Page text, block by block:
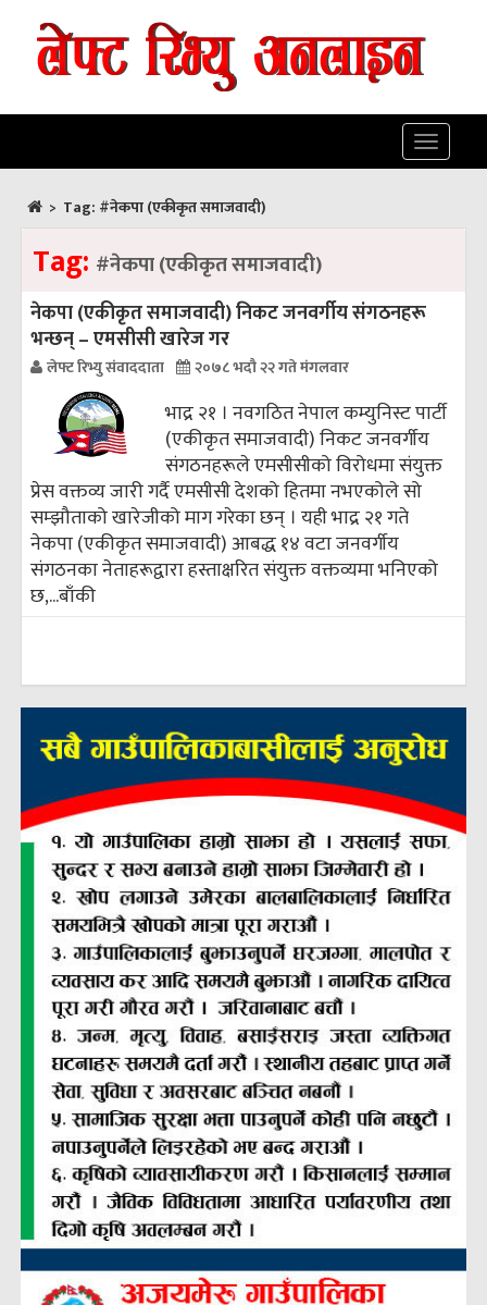
Toggle
> Tag: #नेकपा (एकीकृत समाजवादी)
Tag: #नेकपा (एकीकृत समाजवादी)
नेकपा (एकीकृत समाजवादी) निकट जनवर्गीय संगठनहरू
भन्छन् – एमसीसी खारेज गर
लेफ्ट रिभ्यु संवाददाता २०७८ भदौ २२ गते मंगलवार
भाद्र २१ । नवगठित नेपाल कम्युनिस्ट पार्टी
(एकीकृत समाजवादी) निकट जनवर्गीय
संगठनहरूले एमसीसीको विरोधमा संयुक्त
प्रेस वक्तव्य जारी गर्दै एमसीसी देशको हितमा नभएकोले सो
सम्झौताको खारेजीको माग गरेका छन् । यही भाद्र २१ गते
नेकपा (एकीकृत समाजवादी) आबद्ध १४ वटा जनवर्गीय
संगठनका नेताहरूद्वारा हस्ताक्षरित संयुक्त वक्तव्यमा भनिएको
छ,...बाँकी